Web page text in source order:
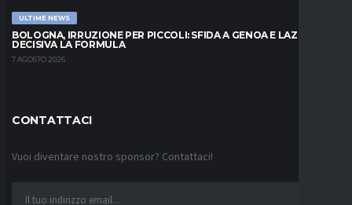
ULTIME NEWS
BOLOGNA, IRRUZIONE PER PICCOLI: SFIDA A GENOA E LAZIO,
DECISIVA LA FORMULA
7 AGOSTO 2026
CONTATTACI
Vuoi diventare nostro sponsor? Contattaci!